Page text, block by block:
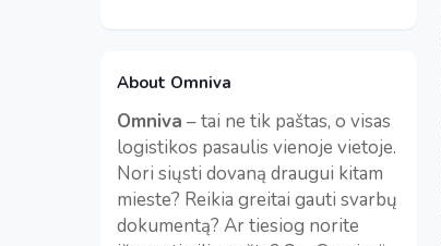
About Omniva
Omniva – tai ne tik paštas, o visas
logistikos pasaulis vienoje vietoje.
Nori siųsti dovaną draugui kitam
mieste? Reikia greitai gauti svarbų
dokumentą? Ar tiesiog norite